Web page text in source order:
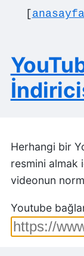
[anasayfa
Herhangi bir
resmini almak
videonun
Youtube